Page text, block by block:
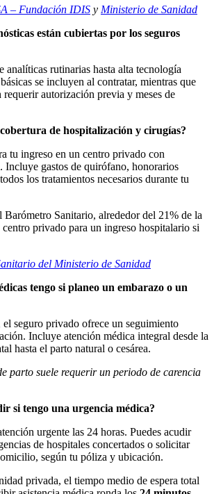
– Fundación IDIS y Ministerio de Sanidad
están cubiertas por los seguros
analíticas rutinarias hasta alta tecnología
se incluyen al contratar, mientras que
requerir autorización previa y meses de
de hospitalización y cirugías?
tu ingreso en un centro privado con
gastos de quirófano, honorarios
los tratamientos necesarios durante tu
Barómetro Sanitario, alrededor del 21% de la
privado para un ingreso hospitalario si
del Ministerio de Sanidad
tengo si planeo un embarazo o un
el seguro privado ofrece un seguimiento
Incluye atención médica integral desde la
hasta el parto natural o cesárea.
parto suele requerir un periodo de carencia
si tengo una urgencia médica?
urgente las 24 horas. Puedes acudir
de hospitales concertados o solicitar
según tu póliza y ubicación.
privada, el tiempo medio de espera total